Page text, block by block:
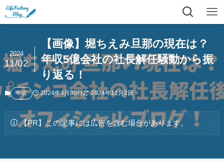
【画像】堀ちえみ旦那の現在は？
年収5億会社の社長解任騒動から振
り返る！
2024
11/02
年収 2024年4月30日 2024年11月2日
【PR】この記事には広告を含む場合があります。